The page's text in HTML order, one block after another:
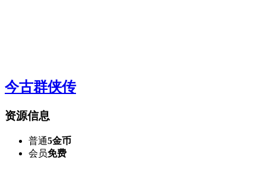
今古群侠传
资源信息
普通5金币
会员免费